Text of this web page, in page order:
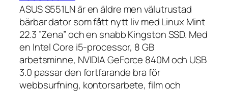
ASUS S551LN är en äldre men välutrustad
bärbar dator som fått nytt liv med Linux Mint
22.3 ”Zena” och en snabb Kingston SSD. Med
en Intel Core i5-processor, 8 GB
arbetsminne, NVIDIA GeForce 840M och USB
3.0 passar den fortfarande bra för
webbsurfning, kontorsarbete, film och